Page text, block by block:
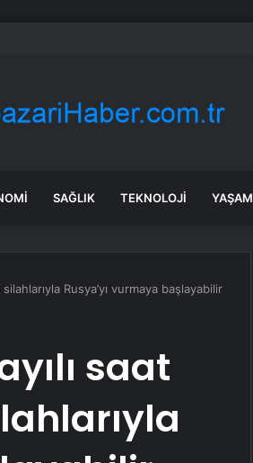
Hukuki yollara başvuruyor
SAĞLIK TEKNOLOJI YAŞAM
Rusya’yı vurmaya başlayabilir
saat